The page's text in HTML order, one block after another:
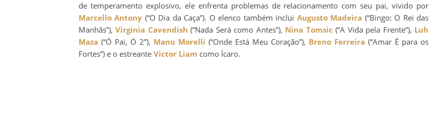
de temperamento explosivo, ele enfrenta problemas de relacionamento com seu pai, vivido por
Marcello Antony (“O Dia da Caça”). O elenco também inclui Augusto Madeira (“Bingo: O Rei das
Manhãs”),Virginia Cavendish (“Nada Será como Antes”), Nina Tomsic (“A Vida pela Frente”), Luh
Maza (“Ó Pai, Ó 2”), Manu Morelli (“Onde Está Meu Coração”), Breno Ferreira (“Amar É para os
Fortes”) e o estreante Victor Liam como Ícaro.